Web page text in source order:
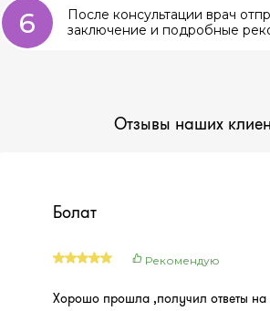
6
После консультации врач
заключение и подробные
Отзывы наших
Болат
Рекомендую
Хорошо прошла ,получил ответы на